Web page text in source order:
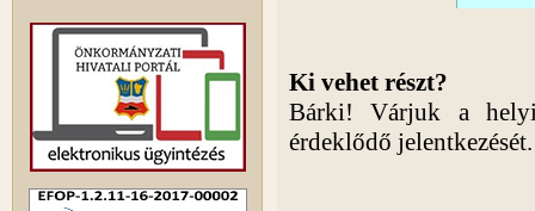
Ki vehet részt?
Bárki! Várjuk a
érdeklődő jelentkezését.